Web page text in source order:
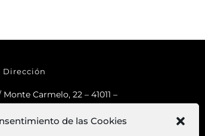
de las Cookies
Dirección
Monte Carmelo, 22 – 41011 –
682 363 503